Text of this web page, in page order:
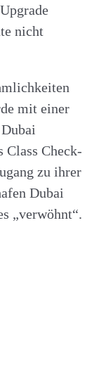
nicht
mit einer
Class Check-
zu ihrer
Dubai
„verwöhnt“.